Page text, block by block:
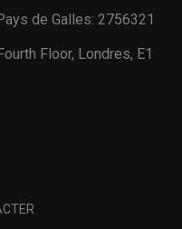
de Galles: 2756321
Floor, Londres, E1